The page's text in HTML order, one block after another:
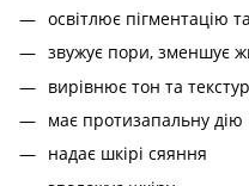
освітлює пігментацію
звужує пори, зменшує
вирівнює тон та
має протизапальну дію
надає шкірі сяяння